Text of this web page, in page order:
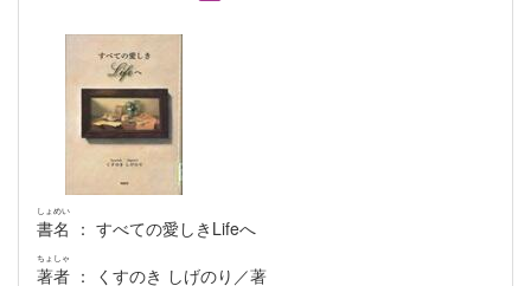
書名
しょめい
： すべての愛しきLifeへ
著者
ちょしゃ
： くすのき しげのり／著